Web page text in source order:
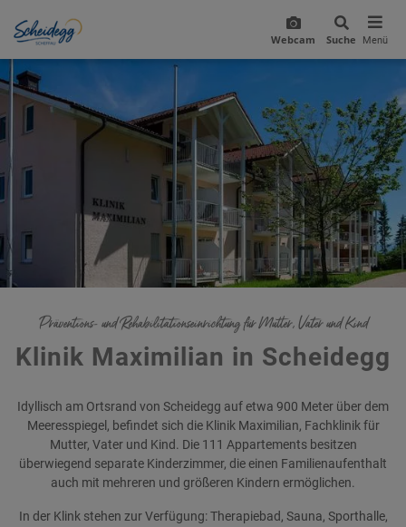
Webcam Suche Menü
Präventions- und Rehabilitationseinrichtung für Mutter, Vater und Kind
Klinik Maximilian in Scheidegg
Idyllisch am Ortsrand von Scheidegg auf etwa 900 Meter über dem
Meeresspiegel, befindet sich die Klinik Maximilian, Fachklinik für
Mutter, Vater und Kind. Die 111 Appartements besitzen
überwiegend separate Kinderzimmer, die einen Familienaufenthalt
auch mit mehreren und größeren Kindern ermöglichen.
In der Klink stehen zur Verfügung: Therapiebad, Sauna, Sporthalle,